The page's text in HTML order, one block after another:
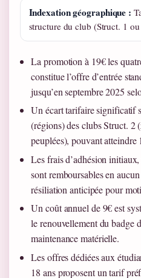
Indexation géographique :
structure du club (Struct. 1
La promotion à 19€ les
constitue l’offre d’entrée
jusqu’en septembre 2025
Un écart tarifaire significatif
(régions) des clubs Struct. 2
peuplées), pouvant
Les frais d’adhésion
sont remboursables en
résiliation anticipée pour
Un coût annuel de 9€ est
le renouvellement du badge
maintenance matérielle.
Les offres dédiées aux
18 ans proposent un tarif